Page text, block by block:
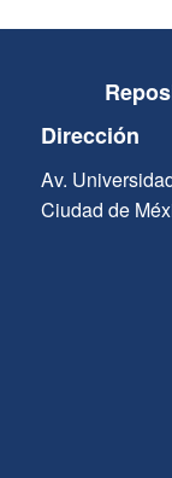
Dirección
Av.
Ciudad de